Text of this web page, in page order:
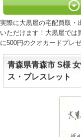
実際に大黒屋の宅配買取・
いただけます！大黒屋では
に500円のクオカードプレ
青森県青森市 S様
ス・ブレスレット